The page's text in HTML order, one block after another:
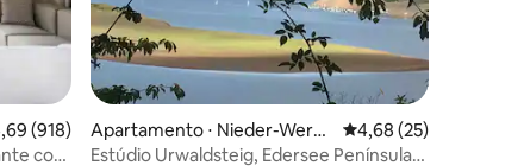
de uma avaliação média de 5, 918 avaliações
(918)
com
Apartamento ⋅ Nieder-Werb
e Ortsteil = Waldeck Halbinsel
4,68 de uma
4,68 (25)
Estúdio Urwaldsteig, Edersee Península